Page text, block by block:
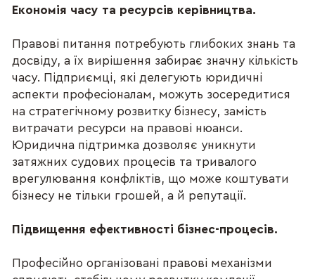
Економія часу та ресурсів керівництва.
Правові питання потребують глибоких знань та
досвіду, а їх вирішення забирає значну кількість
часу. Підприємці, які делегують юридичні
аспекти професіоналам, можуть зосередитися
на стратегічному розвитку бізнесу, замість
витрачати ресурси на правові нюанси.
Юридична підтримка дозволяє уникнути
затяжних судових процесів та тривалого
врегулювання конфліктів, що може коштувати
бізнесу не тільки грошей, а й репутації.
Підвищення ефективності бізнес-процесів.
Професійно організовані правові механізми